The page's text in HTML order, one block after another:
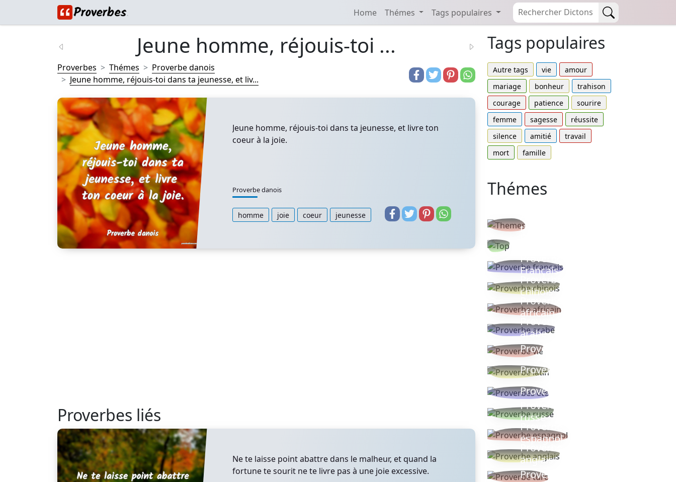
Home Thémes Tags populaires
Jeune homme, réjouis-toi ...
Proverbes Thémes
Proverbe danois
Jeune homme, réjouis-toi dans ta jeunesse, et liv...
Jeune homme, réjouis-toi dans ta jeunesse, et livre ton
coeur à la joie.
Proverbe danois
homme joie coeur jeunesse
Proverbes liés
Ne te laisse point abattre dans le malheur, et quand la
fortune te sourit ne te livre pas à une joie excessive.
Tags populaires
Autre tags vie
amour
mariage
bonheur
trahison
courage
patience
sourire
femme
sagesse
réussite
silence
amitié
travail
mort
famille
Thémes
thèmes
Proverbe
Français
Proverbe
chinois
Proverbe
africain
Proverbe
arabe
Proverbe vie
Proverbe latin
Proverbes ete
Proverbe
russe
Proverbe
espagnol
Proverbe
anglais
Proverbe turc